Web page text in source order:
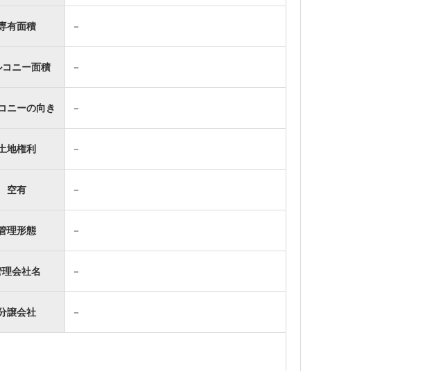
有面積 －
ニー面積 －
ニーの向き －
地権利 －
空有 －
理形態 －
理会社名 －
譲会社 －